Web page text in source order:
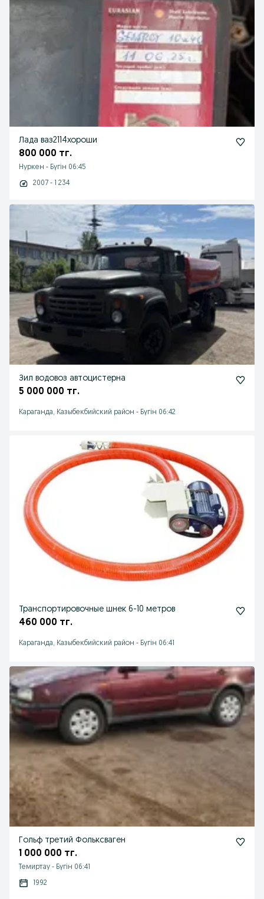
Лада ваз2114хороши
800 000 тг.
Нуркен - Бүгін 06:45
2007 - 1 234
Зил водовоз автоцистерна
5 000 000 тг.
Караганда, Казыбекбийский район - Бүгін 06:42
Транспортировочные шнек 6-10 метров
460 000 тг.
Караганда, Казыбекбийский район - Бүгін 06:41
Гольф третий Фольксваген
1 000 000 тг.
Темиртау - Бүгін 06:41
1992